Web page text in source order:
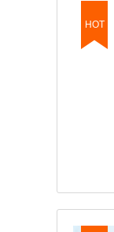
HOT